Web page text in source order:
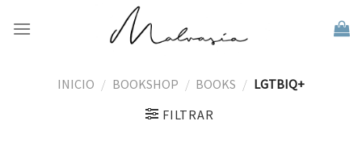
INICIO / BOOKSHOP / BOOKS / LGTBIQ+
FILTRAR